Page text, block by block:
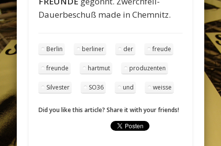
Dauerbeschuß made in Chemnitz.
Berlin berliner der freude
freunde hartmut produzenten
Silvester SO36 und weisse
Did you like this article? Share it with your friends!